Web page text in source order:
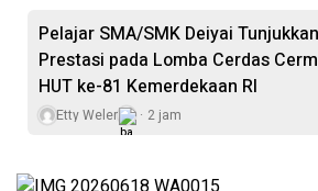
Pelajar SMA/SMK Deiyai Tunjukkan
Prestasi pada Lomba Cerdas
HUT ke-81 Kemerdekaan RI
Etty Weler 2 jam